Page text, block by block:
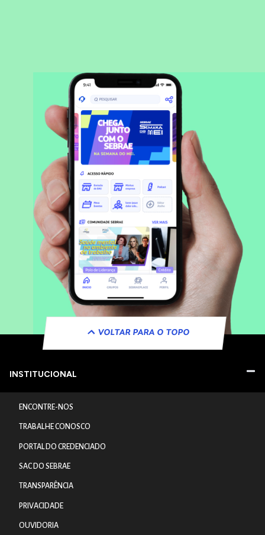
VOLTAR PARA O TOPO
INSTITUCIONAL
ENCONTRE-NOS
TRABALHE CONOSCO
PORTAL DO CREDENCIADO
SAC DO SEBRAE
TRANSPARÊNCIA
PRIVACIDADE
OUVIDORIA